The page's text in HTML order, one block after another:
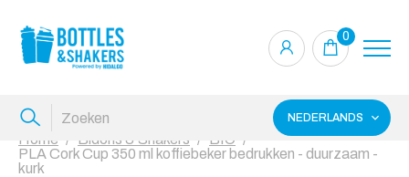
0
NEDERLANDS
Home Bidons & Shakers
BIO
PLA Cork Cup 350 ml koffiebeker bedrukken - duurzaam -
kurk